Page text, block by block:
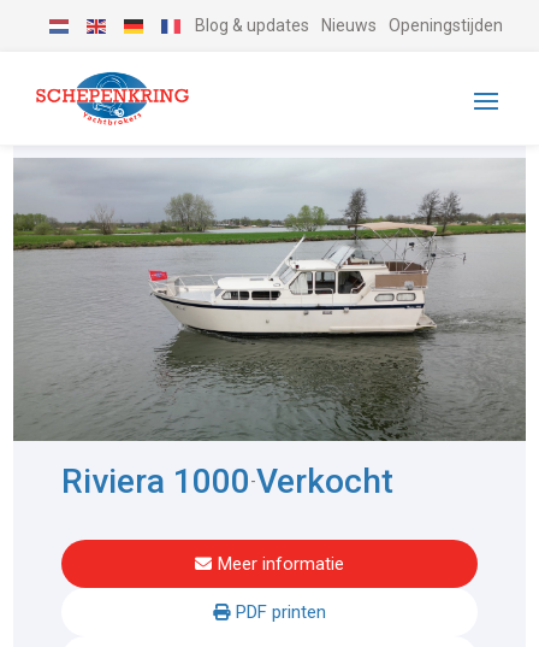
Blog & updates Nieuws Openingstijden
Riviera 1000-Verkocht
Meer informatie
PDF printen